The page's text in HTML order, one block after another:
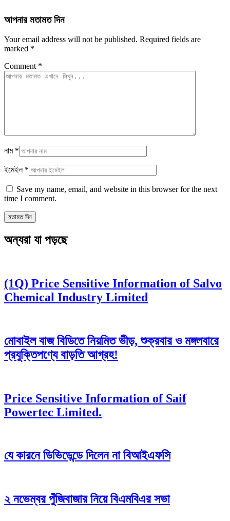
আপনার মতামত দিন
Your email address will not be published. Required fields are
marked *
Comment *
নাম *
ইমেইল *
Save my name, email, and website in this browser for the next
time I comment.
অন্যরা যা পড়ছে
(1Q) Price Sensitive Information of Salvo
Chemical Industry Limited
মোবাইল বাজ বিডিতে নিয়মিত ভীড়, শুক্রবার ও মঙ্গলবারে
প্রযুক্তিপণ্যে বাড়তি আগ্রহ!
Price Sensitive Information of Saif
Powertec Limited.
যে কারনে ডিভিডেন্ডে দিলেন না বিআইএফসি
২ নভেম্বর পুঁজিবাজার নিয়ে বিএমবিএর সভা